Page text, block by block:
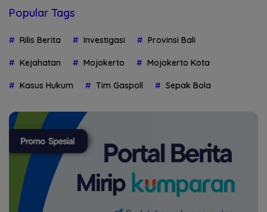
Popular Tags
Rilis Berita Investigasi Provinsi Bali
Kejahatan Mojokerto Mojokerto Kota
Kasus Hukum Tim Gaspoll Sepak Bola